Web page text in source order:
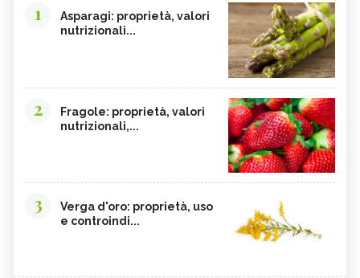
1
Asparagi: proprietà, valori
nutrizionali...
2
Fragole: proprietà, valori
nutrizionali,...
3
Verga d'oro: proprietà, uso
e controindi...